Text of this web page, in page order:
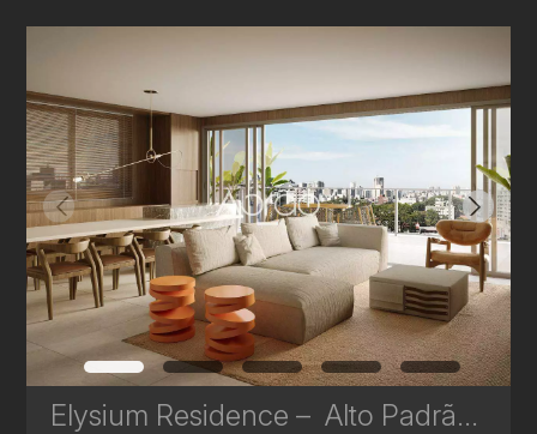
Elysium Residence – Alto Padrão na Av. Silva Jardim | 3 a 4 Suítes, Gardens e Coberturas | Ref 636